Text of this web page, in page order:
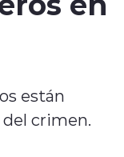
están
crimen.